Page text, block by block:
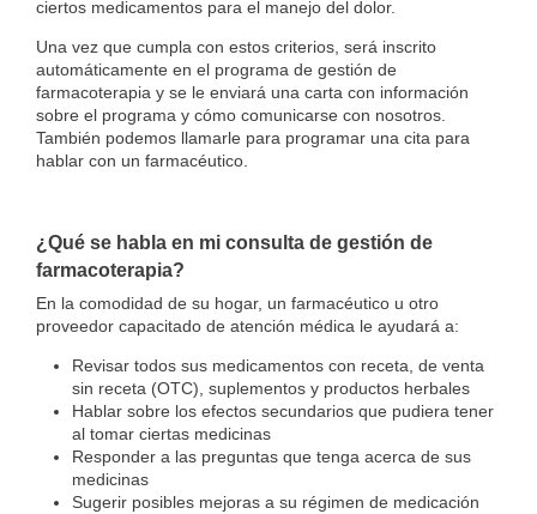
ciertos medicamentos para el manejo del dolor.
Una vez que cumpla con estos criterios, será inscrito
automáticamente en el programa de gestión de
farmacoterapia y se le enviará una carta con información
sobre el programa y cómo comunicarse con nosotros.
También podemos llamarle para programar una cita para
hablar con un farmacéutico.
¿Qué se habla en mi consulta de gestión de
farmacoterapia?
En la comodidad de su hogar, un farmacéutico u otro
proveedor capacitado de atención médica le ayudará a:
Revisar todos sus medicamentos con receta, de venta
sin receta (OTC), suplementos y productos herbales
Hablar sobre los efectos secundarios que pudiera tener
al tomar ciertas medicinas
Responder a las preguntas que tenga acerca de sus
medicinas
Sugerir posibles mejoras a su régimen de medicación